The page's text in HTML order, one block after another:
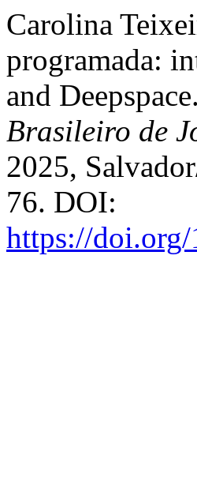
Carolina
programada:
and
Brasileiro de
2025,
76. DOI:
https://doi.org/